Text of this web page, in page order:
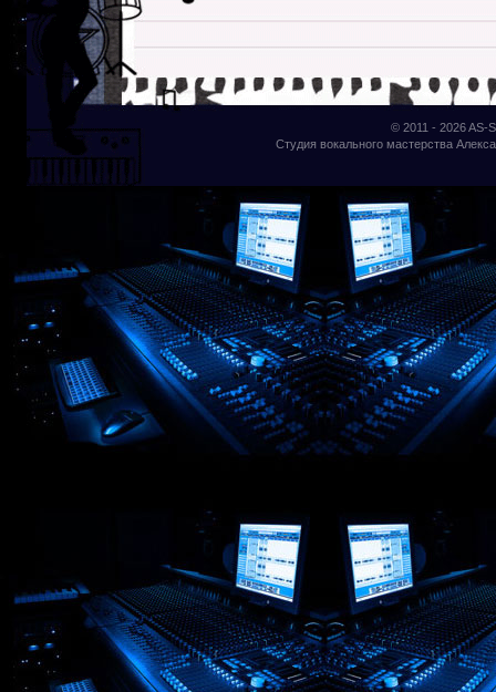
© 2011 - 2026AS-
Студия вокального мастерства